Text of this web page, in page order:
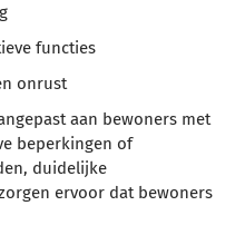
functies
onrust
aan bewoners met
beperkingen of
duidelijke
ervoor dat bewoners